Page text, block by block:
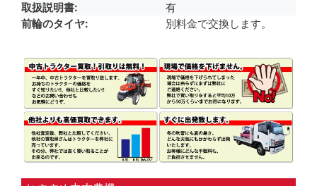
取扱説明書
有
前輪のタイヤ
別料金で交換します。